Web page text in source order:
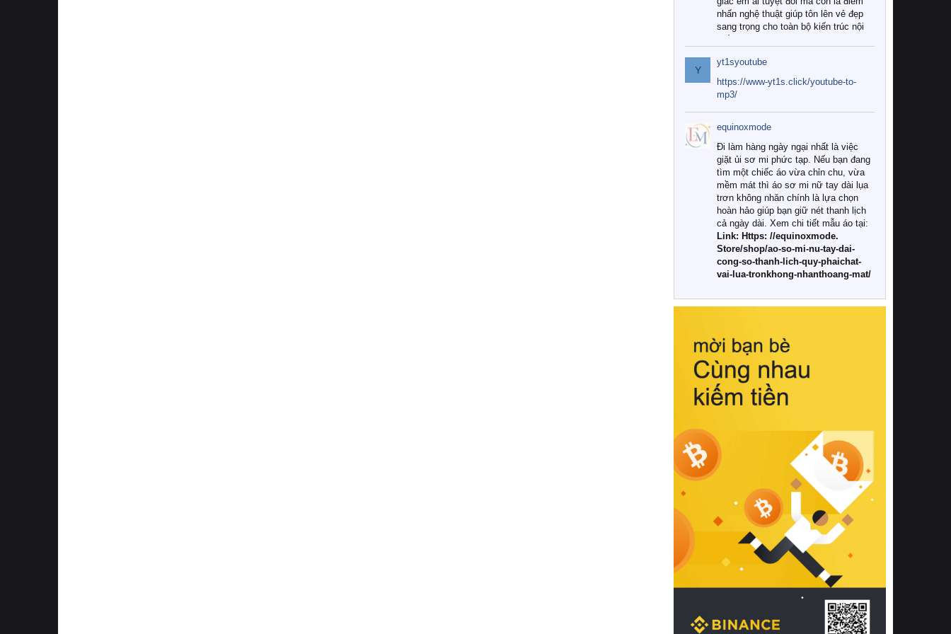
nhấn nghệ thuật giúp tôn lên vẻ đẹp
sang trọng cho toàn bộ kiến trúc nội
Tuy nhiên, giữa thị trường đa dạng
với vô vàn thương hiệu và mẫu mã
như hiện nay, làm thế nào để chọn
được những bộ chăn ga gối đệm cao
cấp thực sự chất lượng, phù hợp với
khí hậu và nhu cầu sử dụng của gia
đình? Hãy cùng chúng tôi đi tìm lời
giải đáp chi tiết qua bài viết dưới đây.
1. Tại sao các gia đình hiện đại lại ưa
chuộng chăn ga gối đệm cao cấp?
Khác với các dòng sản phẩm thông
thường, những bộ chăn ga gối đệm
cao cấp trải qua quy trình sản xuất
nghiêm ngặt từ khâu chọn lọc nguyên
liệu tự nhiên đến công nghệ dệt
nhuộm hiện đại không chứa hóa chất
này, bạn sẽ cảm nhận rõ rệt sự khác
hồi chuẩn xác của phần đệm nâng đỡ
cột sống.
Bên cạnh đó, việc lựa chọn các dòng
sản phẩm đạt chuẩn chất lượng quốc
tế còn giúp ngăn ngừa tình trạng kích
khuẩn và nấm mốc trong điều kiện
thời tiết nóng ẩm. Bạn có thể tìm hiểu
thêm các nghiên cứu khoa học về tác
động của giấc ngủ và môi trường
phòng ngủ đối với sức khỏe con
người tại Sleep Foundation (External
Link) để có cái nhìn toàn diện hơn.
2. Các tiêu chí vàng khi lựa chọn
chăn ga gối đệm cao cấp cho phòng
ngủ
Để sở hữu một bộ chăn ga gối đệm
cao cấp hoàn hảo cả về thẩm mỹ lẫn
công năng, người tiêu dùng cần cân
nhắc kỹ lưỡng các tiêu chí quan trọng
Y
yt1syoutube
https://www-yt1s.click/youtube-to-
mp3/
equinoxmode
Đi làm hàng ngày ngại nhất là việc
giặt ủi sơ mi phức tạp. Nếu bạn đang
tìm một chiếc áo vừa chỉn chu, vừa
mềm mát thì áo sơ mi nữ tay dài lụa
trơn không nhăn chính là lựa chọn
hoàn hảo giúp bạn giữ nét thanh lịch
cả ngày dài. Xem chi tiết mẫu áo tại:
Link: Https: //equinoxmode.
Store/shop/ao-so-mi-nu-tay-dai-
cong-so-thanh-lich-quy-phaichat-
vai-lua-tronkhong-nhanthoang-mat/